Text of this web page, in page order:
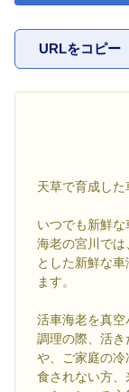
URLをコピー
天草で育成した
いつでも新鮮な
海老の宮川では
とした新鮮な
ます。
活車海老を真空
調理の際、活
や、ご家庭の
食されない方